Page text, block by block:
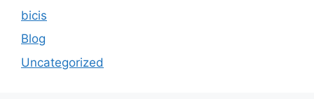
bicis
Blog
Uncategorized